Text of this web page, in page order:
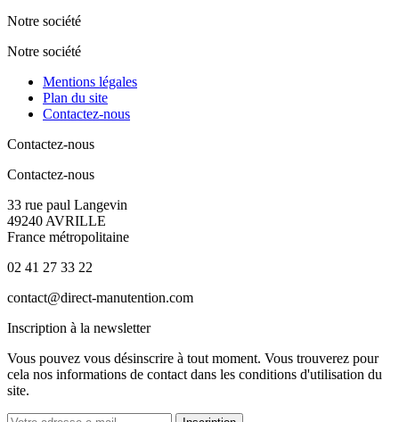
Notre société
Notre société
Mentions légales
Plan du site
Contactez-nous
Contactez-nous
Contactez-nous
33 rue paul Langevin
49240 AVRILLE
France métropolitaine
02 41 27 33 22
contact@direct-manutention.com
Inscription à la newsletter
Vous pouvez vous désinscrire à tout moment. Vous trouverez pour
cela nos informations de contact dans les conditions d'utilisation du
site.